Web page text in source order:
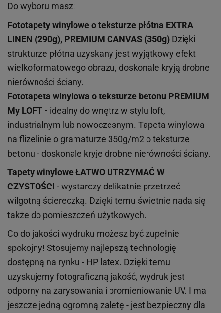
Do wyboru masz:
Fototapety winylowe oteksturze płótna EXTRA
LINEN (290g), PREMIUM CANVAS (350g) Dzięki
strukturze płótna uzyskany jest wyjątkowy efekt
wielkoformatowego obrazu, doskonale kryją drobne
nierówności ściany.
Fototapeta winylowa oteksturze betonu PREMIUM
My LOFT - idealny do wnętrz w stylu loft,
industrialnym lub nowoczesnym. Tapeta winylowa
na flizelinie o gramaturze 350g/m2 o teksturze
betonu - doskonale kryje drobne nierówności ściany.
Tapety winyloweŁATWO UTRZYMAĆ W
CZYSTOŚCI - wystarczy delikatnie przetrzeć
wilgotną ściereczką. Dzięki temu świetnie nada się
także do pomieszczeń użytkowych.
Co do jakości wydruku możesz być zupełnie
spokojny! Stosujemy najlepszą technologię
dostępną na rynku - HP latex. Dzięki temu
uzyskujemy fotograficzną jakość, wydruk jest
odporny na zarysowania i promieniowanie UV. I ma
jeszcze jedną ogromną zaletę - jest bezpieczny dla